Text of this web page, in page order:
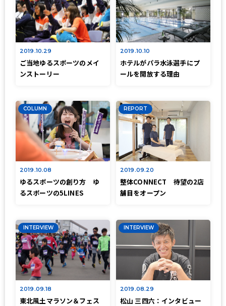
2019.10.29
ご当地ゆるスポーツのメイ
ンストーリー
2019.10.10
ホテルがパラ水泳選手にプ
ールを開放する理由
COLUMN
2019.10.08
ゆるスポーツの創り方 ゆ
るスポーツの5LINES
REPORT
2019.09.20
整体CONNECT 待望の2店
舗目をオープン
INTERVIEW
2019.09.18
東北風土マラソン＆フェス
INTERVIEW
2019.08.29
松山 三四六：インタビュー